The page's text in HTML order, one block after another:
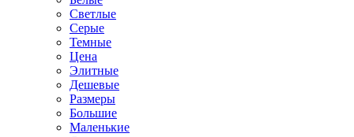
Светлые
Серые
Темные
Цена
Элитные
Дешевые
Размеры
Большие
Маленькие